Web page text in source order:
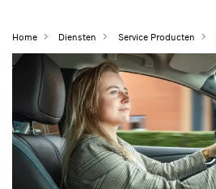
Home Diensten Service Producten